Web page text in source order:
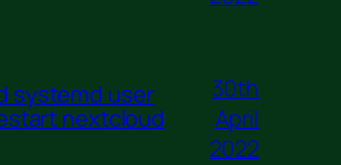
systemd user
nextcloud
30th
April
2022